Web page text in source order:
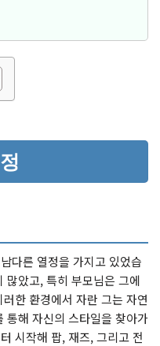
다른 열정을 가지고 있었습
많았고, 특히 부모님은 그에
한 환경에서 자란 그는 자연
통해 자신의 스타일을 찾아가
시작해 팝, 재즈, 그리고 전